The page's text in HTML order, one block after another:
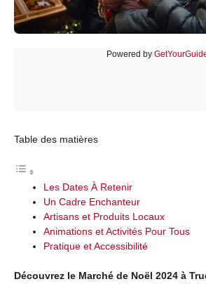
Powered by
Table des matières
Les Dates À Retenir
Un Cadre Enchanteur
Artisans et Produits Locaux
Animations et Activités Pour Tous
Pratique et Accessibilité
Découvrez le Marché de Noël 2024 à